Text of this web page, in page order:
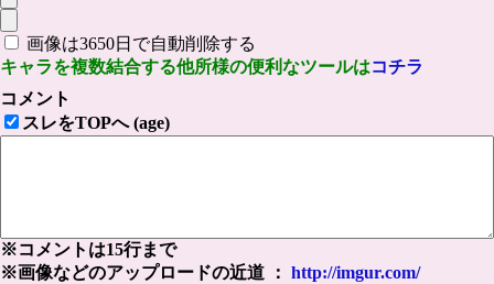
画像は3650日で自動削除する
キャラを複数結合する他所様の便利なツールはコチラ
コメント
スレをTOPへ (age)
※コメントは15行まで
※画像などのアップロードの近道 ： http://imgur.com/